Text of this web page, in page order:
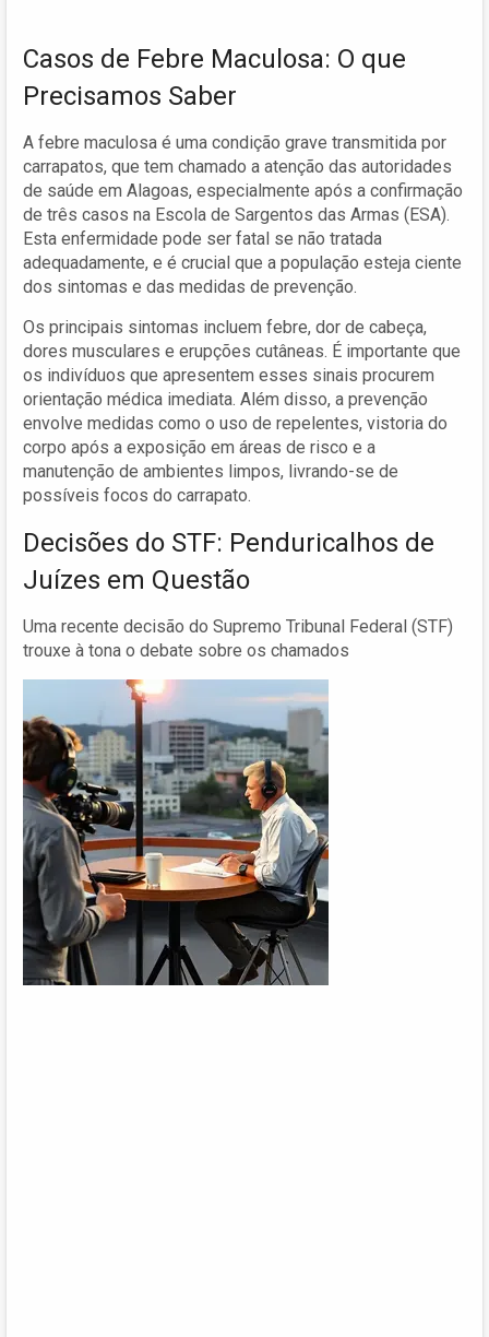
Casos de Febre Maculosa: O que
Precisamos Saber
A febre maculosa é uma condição grave transmitida por
carrapatos, que tem chamado a atenção das autoridades
de saúde em Alagoas, especialmente após a confirmação
de três casos na Escola de Sargentos das Armas (ESA).
Esta enfermidade pode ser fatal se não tratada
adequadamente, e é crucial que a população esteja ciente
dos sintomas e das medidas de prevenção.
Os principais sintomas incluem febre, dor de cabeça,
dores musculares e erupções cutâneas. É importante que
os indivíduos que apresentem esses sinais procurem
orientação médica imediata. Além disso, a prevenção
envolve medidas como o uso de repelentes, vistoria do
corpo após a exposição em áreas de risco e a
manutenção de ambientes limpos, livrando-se de
possíveis focos do carrapato.
Decisões do STF: Penduricalhos de
Juízes em Questão
Uma recente decisão do Supremo Tribunal Federal (STF)
trouxe à tona o debate sobre os chamados